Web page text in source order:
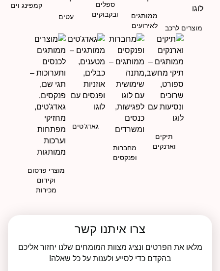
מוצרים לרכב
ממותגים
לאירועים
ספלים
ובקבוקים
עטים
קמפינג וים
תיקים
וארנקים
מחברות
ופנקסים
גאדג’טים
מוצרי פרסום
וקידום
מכירות
צרו איתנו קשר
מלאו את הפרטים ונציג מצוות המומחים שלנו יחזור אליכם
בהקדם כדי לסייע ולענות על כל שאלה!